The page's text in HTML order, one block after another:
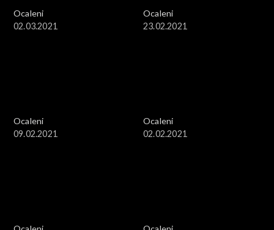
Ocaleni
02.03.2021
Ocaleni
23.02.2021
Ocaleni
09.02.2021
Ocaleni
02.02.2021